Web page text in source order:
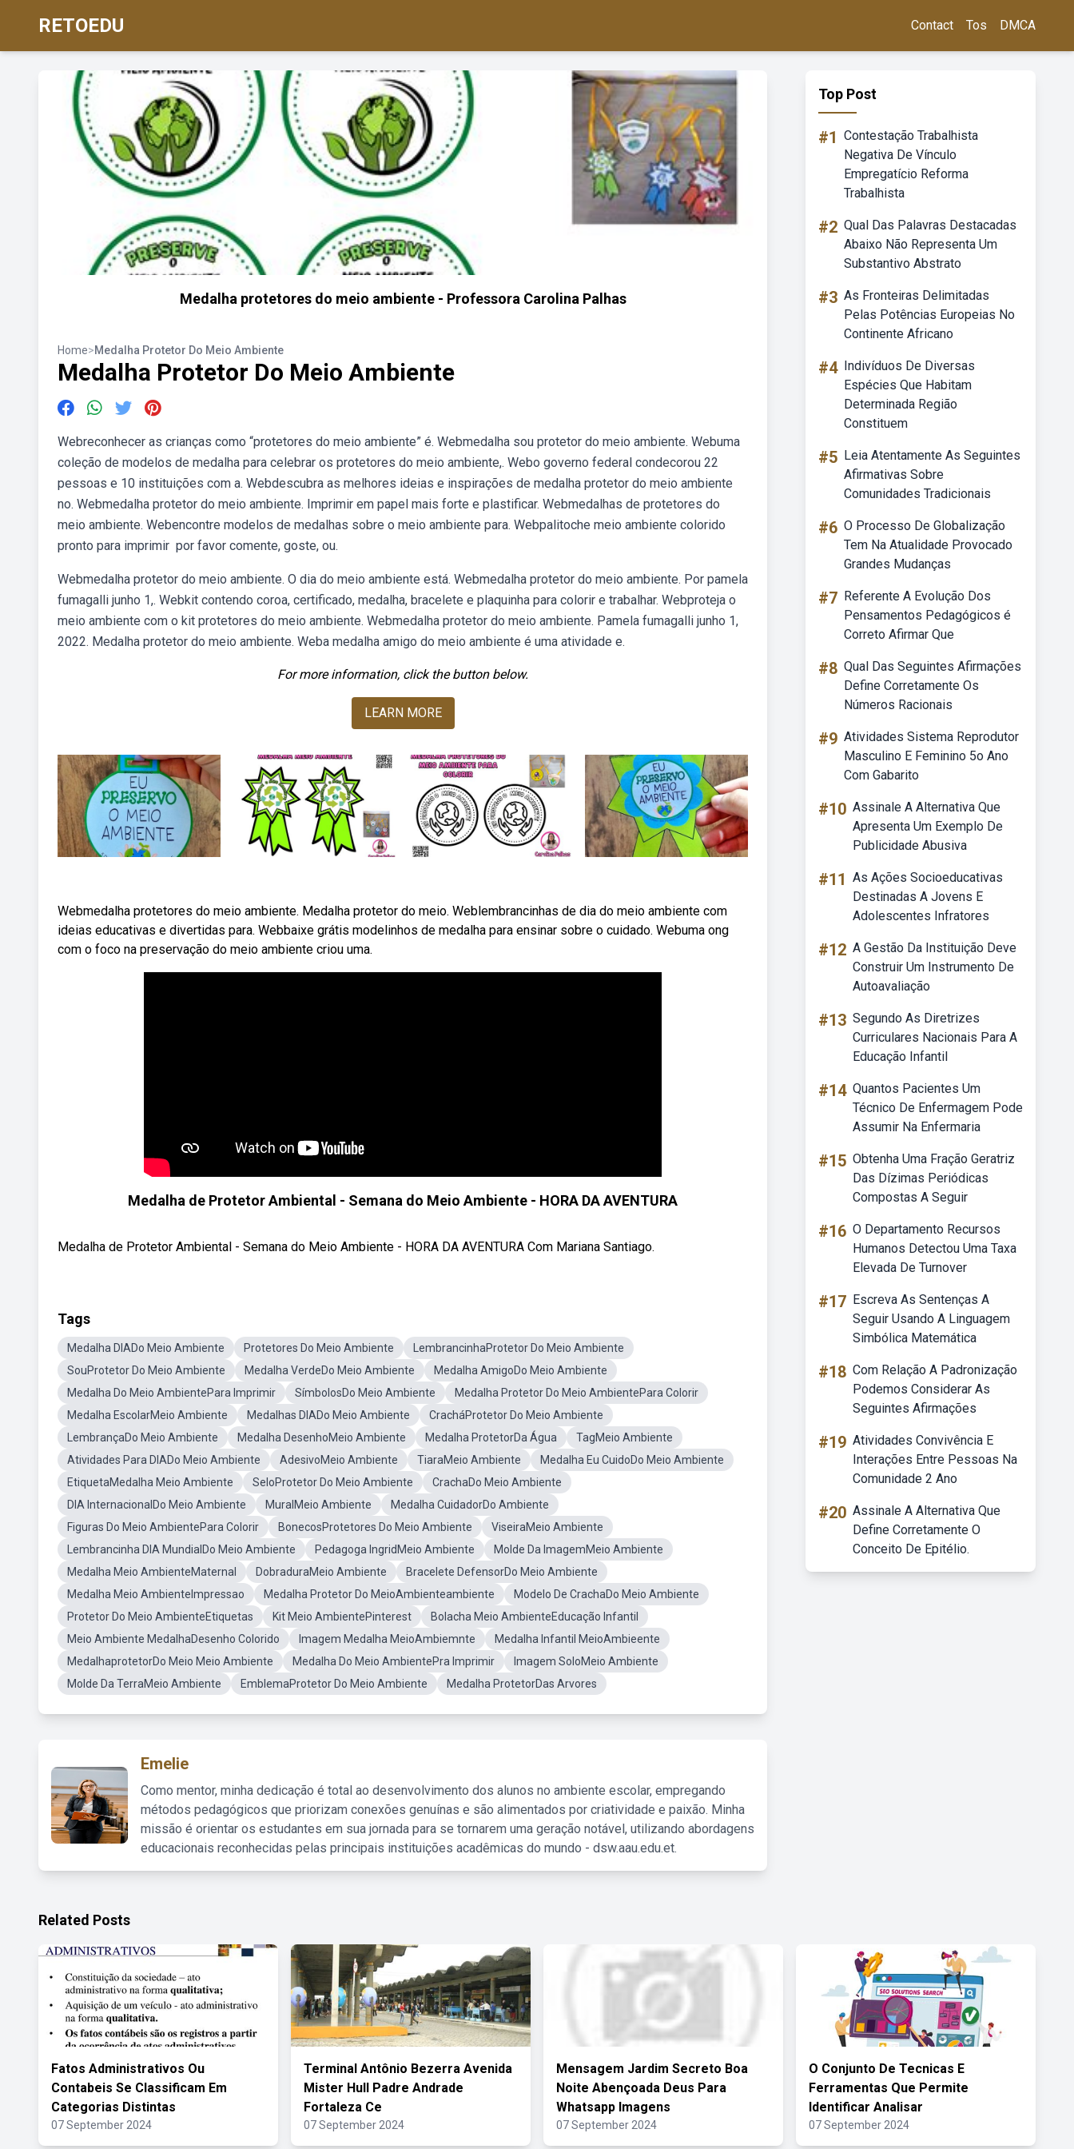
RETOEDU Contact Tos DMCA
Medalha protetores do meio ambiente - Professora Carolina Palhas
Home>Medalha Protetor Do Meio Ambiente
Medalha Protetor Do Meio Ambiente
Webreconhecer as crianças como “protetores do meio ambiente” é. Webmedalha sou protetor do meio ambiente. Webuma
coleção de modelos de medalha para celebrar os protetores do meio ambiente,. Webo governo federal condecorou 22
pessoas e 10 instituições com a. Webdescubra as melhores ideias e inspirações de medalha protetor do meio ambiente
no. Webmedalha protetor do meio ambiente. Imprimir em papel mais forte e plastificar. Webmedalhas de protetores do
meio ambiente. Webencontre modelos de medalhas sobre o meio ambiente para. Webpalitoche meio ambiente colorido
pronto para imprimir ️ por favor comente, goste, ou.
Webmedalha protetor do meio ambiente. O dia do meio ambiente está. Webmedalha protetor do meio ambiente. Por pamela
fumagalli junho 1,. Webkit contendo coroa, certificado, medalha, bracelete e plaquinha para colorir e trabalhar. Webproteja o
meio ambiente com o kit protetores do meio ambiente. Webmedalha protetor do meio ambiente. Pamela fumagalli junho 1,
2022. Medalha protetor do meio ambiente. Weba medalha amigo do meio ambiente é uma atividade e.
For more information, click the button below.
LEARN MORE
Webmedalha protetores do meio ambiente. Medalha protetor do meio. Weblembrancinhas de dia do meio ambiente com
ideias educativas e divertidas para. Webbaixe grátis modelinhos de medalha para ensinar sobre o cuidado. Webuma ong
com o foco na preservação do meio ambiente criou uma.
Medalha de Protetor Ambiental - Semana do Meio Ambiente - HORA DA AVENTURA
Medalha de Protetor Ambiental - Semana do Meio Ambiente - HORA DA AVENTURA Com Mariana Santiago.
Tags
Medalha DIADo Meio Ambiente Protetores Do Meio Ambiente
LembrancinhaProtetor Do Meio Ambiente
SouProtetor Do Meio Ambiente
Medalha VerdeDo Meio Ambiente
Medalha AmigoDo Meio Ambiente
Medalha Do Meio AmbientePara Imprimir
SímbolosDo Meio Ambiente
Medalha Protetor Do Meio AmbientePara Colorir
Medalha EscolarMeio Ambiente
Medalhas DIADo Meio Ambiente
CracháProtetor Do Meio Ambiente
LembrançaDo Meio Ambiente
Medalha DesenhoMeio Ambiente Medalha ProtetorDa Água
TagMeio Ambiente
Atividades Para DIADo Meio Ambiente
AdesivoMeio Ambiente TiaraMeio Ambiente
Medalha Eu CuidoDo Meio Ambiente
EtiquetaMedalha Meio Ambiente
SeloProtetor Do Meio Ambiente
CrachaDo Meio Ambiente
DIA InternacionalDo Meio Ambiente
MuralMeio Ambiente
Medalha CuidadorDo Ambiente
Figuras Do Meio AmbientePara Colorir
BonecosProtetores Do Meio Ambiente
ViseiraMeio Ambiente
Lembrancinha DIA MundialDo Meio Ambiente
Pedagoga IngridMeio Ambiente
Molde Da ImagemMeio Ambiente
Medalha Meio AmbienteMaternal
DobraduraMeio Ambiente
Bracelete DefensorDo Meio Ambiente
Medalha Meio AmbienteImpressao
Medalha Protetor Do MeioAmbienteambiente
Modelo De CrachaDo Meio Ambiente
Protetor Do Meio AmbienteEtiquetas
Kit Meio AmbientePinterest
Bolacha Meio AmbienteEducação Infantil
Meio Ambiente MedalhaDesenho Colorido
Imagem Medalha MeioAmbiemnte
Medalha Infantil MeioAmbieente
MedalhaprotetorDo Meio Meio Ambiente
Medalha Do Meio AmbientePra Imprimir
Imagem SoloMeio Ambiente
Molde Da TerraMeio Ambiente
EmblemaProtetor Do Meio Ambiente Medalha ProtetorDas Arvores
Emelie
Como mentor, minha dedicação é total ao desenvolvimento dos alunos no ambiente escolar, empregando
métodos pedagógicos que priorizam conexões genuínas e são alimentados por criatividade e paixão. Minha
missão é orientar os estudantes em sua jornada para se tornarem uma geração notável, utilizando abordagens
educacionais reconhecidas pelas principais instituições acadêmicas do mundo - dsw.aau.edu.et.
Top Post
#1 Contestação Trabalhista
Negativa De Vínculo
Empregatício Reforma
Trabalhista
#2 Qual Das Palavras Destacadas
Abaixo Não Representa Um
Substantivo Abstrato
#3 As Fronteiras Delimitadas
Pelas Potências Europeias No
Continente Africano
#4 Indivíduos De Diversas
Espécies Que Habitam
Determinada Região
Constituem
#5 Leia Atentamente As Seguintes
Afirmativas Sobre
Comunidades Tradicionais
#6 O Processo De Globalização
Tem Na Atualidade Provocado
Grandes Mudanças
#7 Referente A Evolução Dos
Pensamentos Pedagógicos é
Correto Afirmar Que
#8 Qual Das Seguintes Afirmações
Define Corretamente Os
Números Racionais
#9 Atividades Sistema Reprodutor
Masculino E Feminino 5o Ano
Com Gabarito
#10 Assinale A Alternativa Que
Apresenta Um Exemplo De
Publicidade Abusiva
#11 As Ações Socioeducativas
Destinadas A Jovens E
Adolescentes Infratores
#12 A Gestão Da Instituição Deve
Construir Um Instrumento De
Autoavaliação
#13 Segundo As Diretrizes
Curriculares Nacionais Para A
Educação Infantil
#14 Quantos Pacientes Um
Técnico De Enfermagem Pode
Assumir Na Enfermaria
#15 Obtenha Uma Fração Geratriz
Das Dízimas Periódicas
Compostas A Seguir
#16 O Departamento Recursos
Humanos Detectou Uma Taxa
Elevada De Turnover
#17 Escreva As Sentenças A
Seguir Usando A Linguagem
Simbólica Matemática
#18 Com Relação A Padronização
Podemos Considerar As
Seguintes Afirmações
#19 Atividades Convivência E
Interações Entre Pessoas Na
Comunidade 2 Ano
#20 Assinale A Alternativa Que
Define Corretamente O
Conceito De Epitélio.
Related Posts
Fatos Administrativos Ou
Contabeis Se Classificam Em
Categorias Distintas
07 September 2024
Terminal Antônio Bezerra Avenida
Mister Hull Padre Andrade
Fortaleza Ce
07 September 2024
Mensagem Jardim Secreto Boa
Noite Abençoada Deus Para
Whatsapp Imagens
07 September 2024
O Conjunto De Tecnicas E
Ferramentas Que Permite
Identificar Analisar
07 September 2024